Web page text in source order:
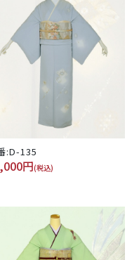
:D-135
円(税込)